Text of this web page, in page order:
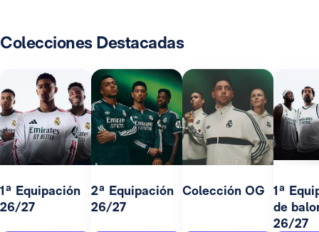
Colecciones Destacadas
1ª Equipación
26/27
2ª Equipación
26/27
Colección OG
1ª
de
26/27